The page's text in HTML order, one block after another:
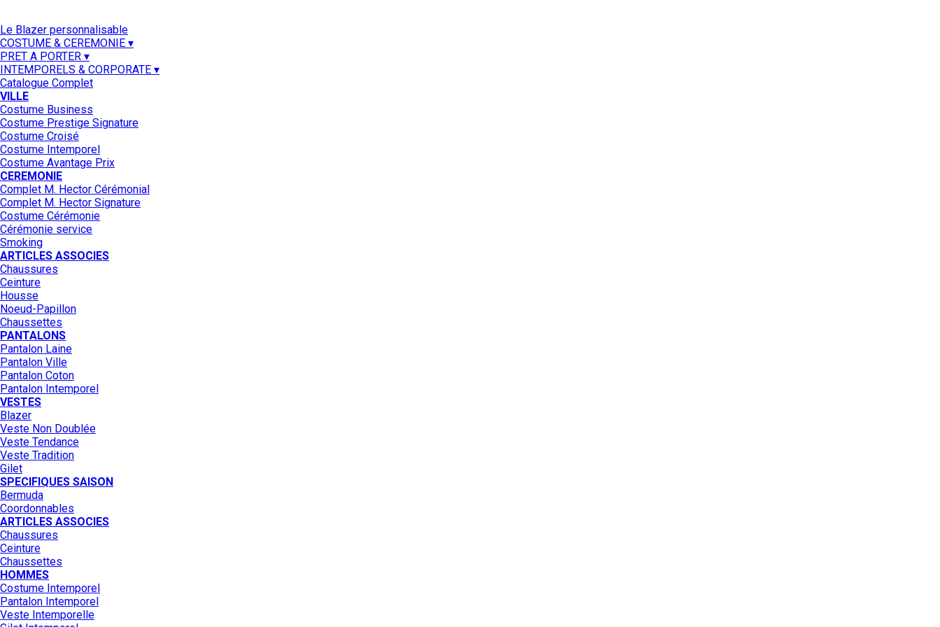
Le Blazer personnalisable
COSTUME & CEREMONIE ▾
PRET A PORTER ▾
INTEMPORELS & CORPORATE ▾
Catalogue Complet
VILLE
Costume Business
Costume Prestige Signature
Costume Croisé
Costume Intemporel
Costume Avantage Prix
CEREMONIE
Complet M. Hector Cérémonial
Complet M. Hector Signature
Costume Cérémonie
Cérémonie service
Smoking
ARTICLES ASSOCIES
Chaussures
Ceinture
Housse
Noeud-Papillon
Chaussettes
PANTALONS
Pantalon Laine
Pantalon Ville
Pantalon Coton
Pantalon Intemporel
VESTES
Blazer
Veste Non Doublée
Veste Tendance
Veste Tradition
Gilet
SPECIFIQUES SAISON
Bermuda
Coordonnables
ARTICLES ASSOCIES
Chaussures
Ceinture
Chaussettes
HOMMES
Costume Intemporel
Pantalon Intemporel
Veste Intemporelle